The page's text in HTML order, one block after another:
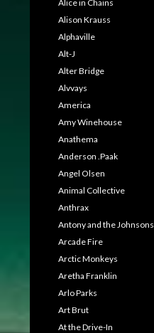
Alice in Chains
Alison Krauss
Alphaville
Alt-J
Alter Bridge
Alvvays
America
Amy Winehouse
Anathema
Anderson .Paak
Angel Olsen
Animal Collective
Anthrax
Antony and the Johnsons
Arcade Fire
Arctic Monkeys
Aretha Franklin
Arlo Parks
Art Brut
At the Drive-In